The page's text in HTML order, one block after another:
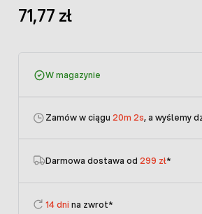
71,77 zł
W magazynie
Zamów w ciągu 20m 2s, a wyślemy
Darmowa dostawa od 299 zł*
14 dni na zwrot*